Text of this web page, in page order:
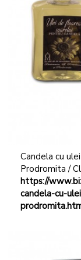
Candela cu
Prodromita /
https://
candela-cu-